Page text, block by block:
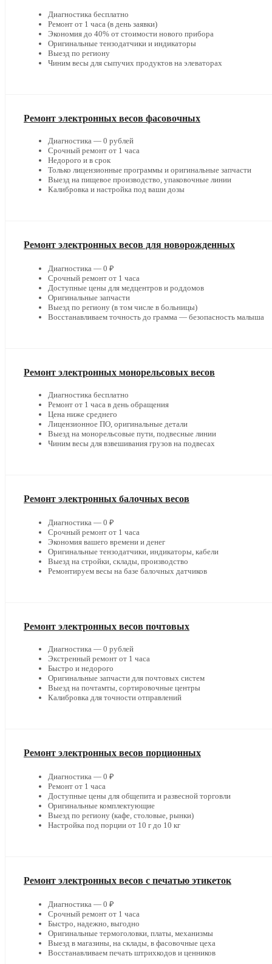
Диагностика бесплатно
Ремонт от 1 часа (в день заявки)
Экономия до 40% от стоимости нового прибора
Оригинальные тензодатчики и индикаторы
Выезд по региону
Чиним весы для сыпучих продуктов на элеваторах
Ремонт электронных весов фасовочных
Диагностика — 0 рублей
Срочный ремонт от 1 часа
Недорого и в срок
Только лицензионные программы и оригинальные запчасти
Выезд на пищевое производство, упаковочные линии
Калибровка и настройка под ваши дозы
Ремонт электронных весов для новорожденных
Диагностика — 0 ₽
Срочный ремонт от 1 часа
Доступные цены для медцентров и роддомов
Оригинальные запчасти
Выезд по региону (в том числе в больницы)
Восстанавливаем точность до грамма — безопасность малыша
Ремонт электронных монорельсовых весов
Диагностика бесплатно
Ремонт от 1 часа в день обращения
Цена ниже среднего
Лицензионное ПО, оригинальные детали
Выезд на монорельсовые пути, подвесные линии
Чиним весы для взвешивания грузов на подвесах
Ремонт электронных балочных весов
Диагностика — 0 ₽
Срочный ремонт от 1 часа
Экономия вашего времени и денег
Оригинальные тензодатчики, индикаторы, кабели
Выезд на стройки, склады, производство
Ремонтируем весы на базе балочных датчиков
Ремонт электронных весов почтовых
Диагностика — 0 рублей
Экстренный ремонт от 1 часа
Быстро и недорого
Оригинальные запчасти для почтовых систем
Выезд на почтамты, сортировочные центры
Калибровка для точности отправлений
Ремонт электронных весов порционных
Диагностика — 0 ₽
Ремонт от 1 часа
Доступные цены для общепита и развесной торговли
Оригинальные комплектующие
Выезд по региону (кафе, столовые, рынки)
Настройка под порции от 10 г до 10 кг
Ремонт электронных весов с печатью этикеток
Диагностика — 0 ₽
Срочный ремонт от 1 часа
Быстро, надежно, выгодно
Оригинальные термоголовки, платы, механизмы
Выезд в магазины, на склады, в фасовочные цеха
Восстанавливаем печать штрихкодов и ценников